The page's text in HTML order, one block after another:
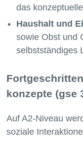
das
Haushalt und
sowie Obst und
selbstständiges
konzepte (gse
Auf A2-Niveau
soziale